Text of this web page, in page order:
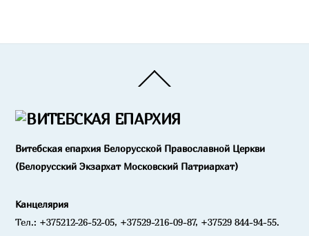
To
Витебская епархия Белорусской Православной Церкви
(Белорусский Экзархат Московский Патриархат)
Канцелярия
Тел.: +375212-26-52-05, +37529-216-09-87, +37529 844-94-55.